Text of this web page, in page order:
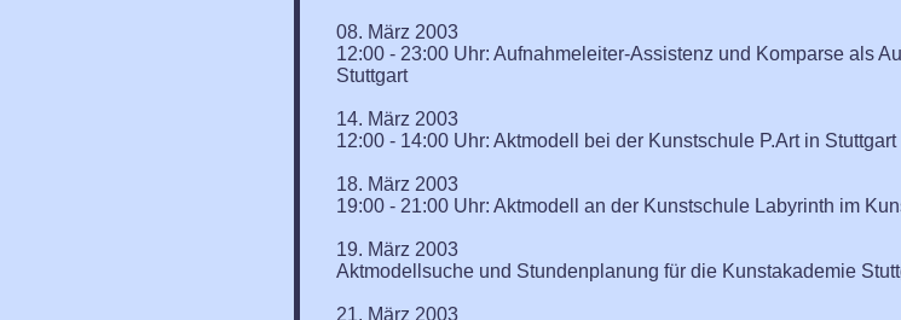
08. März 2003
12:00 - 23:00 Uhr: Aufnahmeleiter-Assistenz und Komparse als
Stuttgart
14. März 2003
12:00 - 14:00 Uhr: Aktmodell bei der Kunstschule P.Art in Stuttgart
18. März 2003
19:00 - 21:00 Uhr: Aktmodell an der Kunstschule Labyrinth im
19. März 2003
Aktmodellsuche und Stundenplanung für die Kunstakademie
21. März 2003